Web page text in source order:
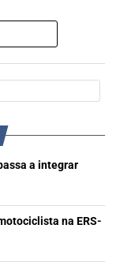
a integrar
na ERS-